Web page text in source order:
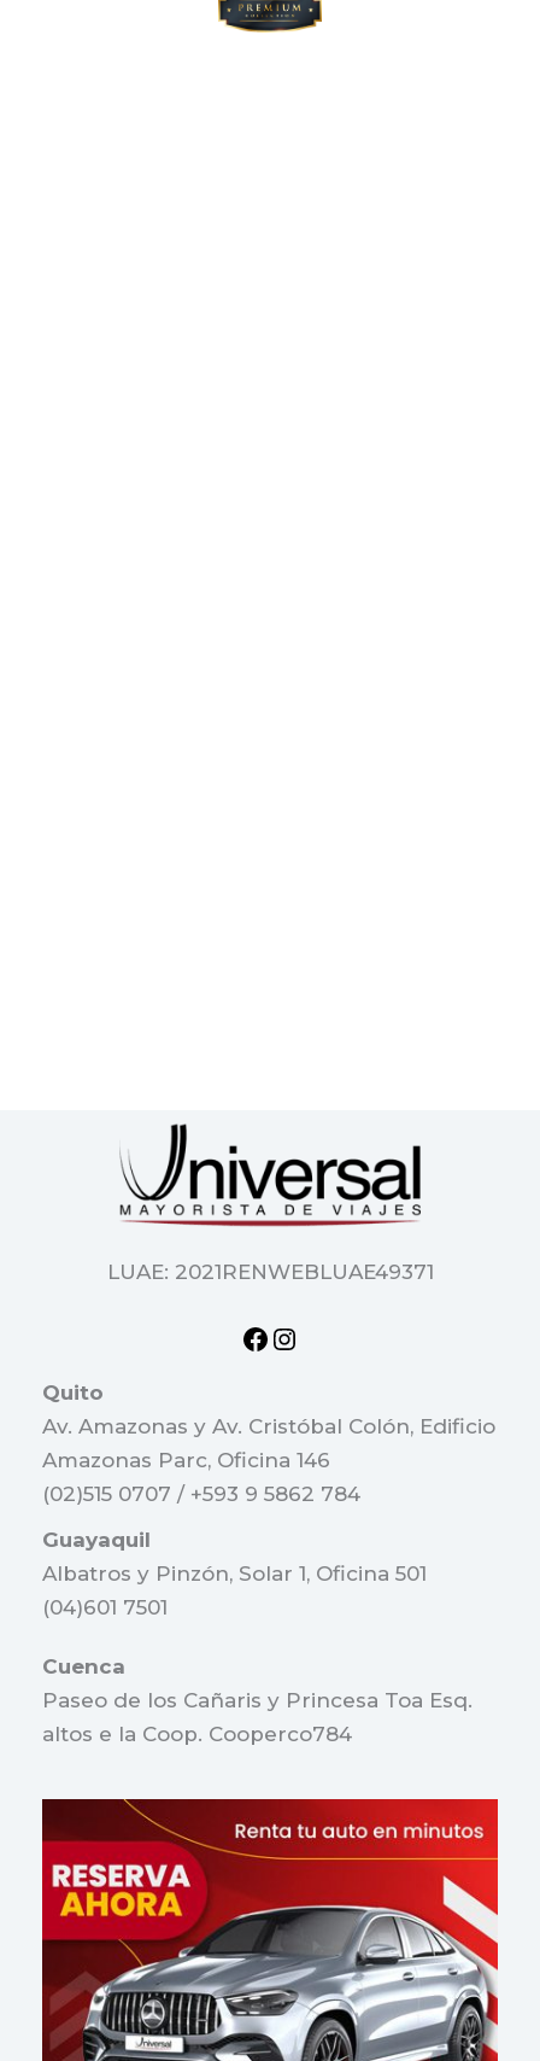
LUAE: 2021RENWEBLUAE49371
Quito
Av. Amazonas y Av. Cristóbal Colón, Edificio
Amazonas Parc, Oficina 146
(02)515 0707 / +593 9 5862 784
Guayaquil
Albatros y Pinzón, Solar 1, Oficina 501
(04)601 7501
Cuenca
Paseo de los Cañaris y Princesa Toa Esq.
altos e la Coop. Cooperco784